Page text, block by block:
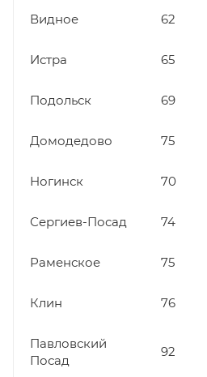
Видное 62
Истра 65
Подольск 69
Домодедово 75
Ногинск 70
Сергиев-Посад 74
Раменское 75
Клин 76
Павловский
Посад
92